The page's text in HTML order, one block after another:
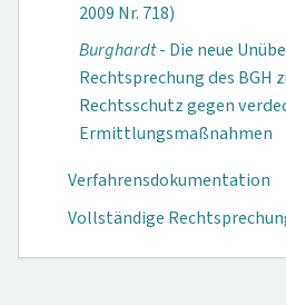
2009 Nr. 718)
Burghardt- Die neue
Rechtsprechung des BGH
Rechtsschutz gegen
Ermittlungsmaßnahmen
Verfahrensdokumen­tation
Vollständige